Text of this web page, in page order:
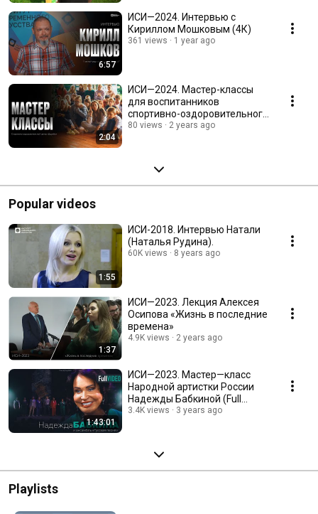
6:57
ИСИ—2024. Интервью с
Кириллом Мошковым (4К)
361 views 1 year ago
2:04
ИСИ—2024. Мастер-классы
для воспитанников
спортивно-оздоровительного
центра «Дружба»
80 views 2 years ago
Popular videos
1:55
ИСИ-2018. Интервью Натали
(Наталья Рудина).
60K views 8 years ago
1:37
ИСИ—2023. Лекция Алексея
Осипова «Жизнь в последние
времена»
4.9K views 2 years ago
1:43:01
ИСИ—2023. Мастер—класс
Народной артистки России
Надежды Бабкиной (Full
Video)
3.4K views 3 years ago
Playlists